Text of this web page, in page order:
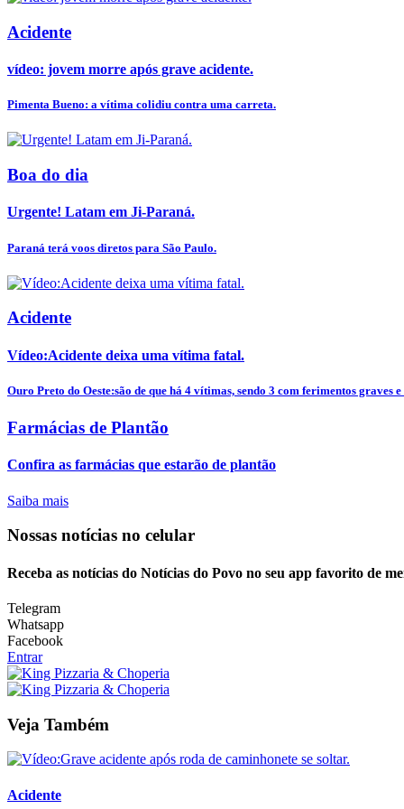
Acidente
vídeo: jovem morre após grave acidente.
Pimenta Bueno: a vítima colidiu contra uma carreta.
Boa do dia
Urgente! Latam em Ji-Paraná.
Paraná terá voos diretos para São Paulo.
Acidente
Vídeo:Acidente deixa uma vítima fatal.
Ouro Preto do Oeste:são de que há 4 vítimas, sendo 3 com ferimentos graves
Farmácias de Plantão
Confira as farmácias que estarão de plantão
Saiba mais
Nossas notícias no celular
Receba as notícias do Notícias do Povo no seu app favorito de
Telegram
Whatsapp
Facebook
Entrar
Veja Também
Acidente